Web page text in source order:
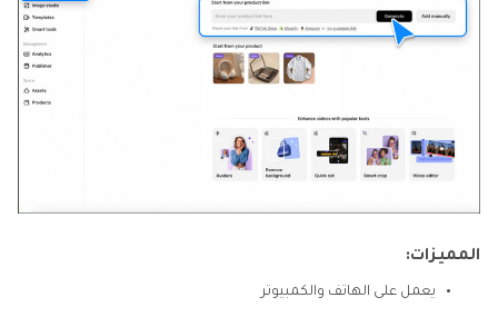
المميزات:
يعمل على الهاتف والكمبيوتر